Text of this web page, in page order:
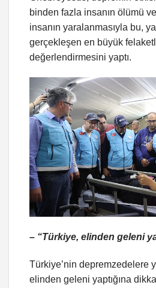
binden fazla insanın ölümü
insanın yaralanmasıyla bu,
gerçekleşen en büyük
değerlendirmesini yaptı.
– “Türkiye, elinden geleni
Türkiye’nin depremzedelere
elinden geleni yaptığına